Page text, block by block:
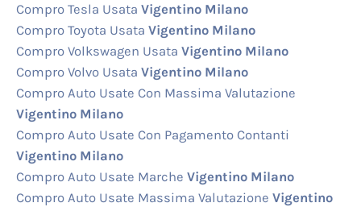
Compro Tesla Usata Vigentino Milano
Compro Toyota Usata Vigentino Milano
Compro Volkswagen Usata Vigentino Milano
Compro Volvo Usata Vigentino Milano
Compro Auto Usate Con Massima Valutazione
Vigentino Milano
Compro Auto Usate Con Pagamento Contanti
Vigentino Milano
Compro Auto Usate Marche Vigentino Milano
Compro Auto Usate Massima Valutazione Vigentino